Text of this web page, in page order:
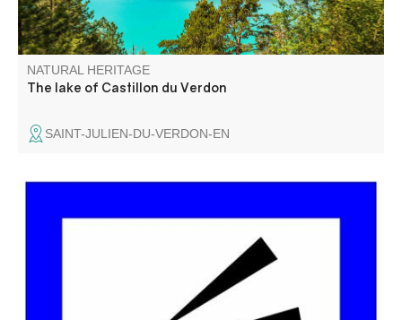
NATURAL HERITAGE
The lake of Castillon du Verdon
SAINT-JULIEN-DU-VERDON-EN
Le Belvédère du Pas de Bau est un peu caché, non loin
de la route... C'est le dernier avant la zone en sens
unique et c'est le plus haut en altitude de tous .